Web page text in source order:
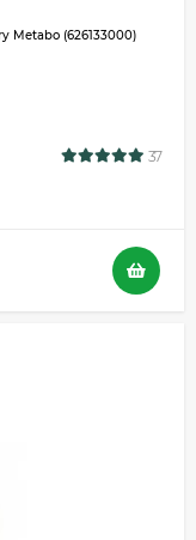
Metabo (626133000)
37